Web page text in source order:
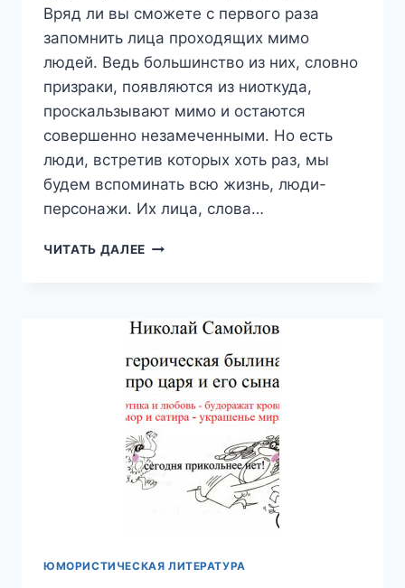
Вряд ли вы сможете с первого раза
запомнить лица проходящих мимо
людей. Ведь большинство из них, словно
призраки, появляются из ниоткуда,
проскальзывают мимо и остаются
совершенно незамеченными. Но есть
люди, встретив которых хоть раз, мы
будем вспоминать всю жизнь, люди-
персонажи. Их лица, слова…
ЧИТАТЬ ДАЛЕЕ ГОРОДСКИЕ
УМЕРОВ
ЮМОРИСТИЧЕСКАЯ ЛИТЕРАТУРА